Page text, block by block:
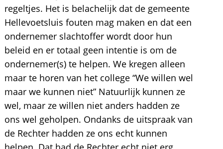
regeltjes. Het is belachelijk dat de gemeente
Hellevoetsluis fouten mag maken en dat een
ondernemer slachtoffer wordt door hun
beleid en er totaal geen intentie is om de
ondernemer(s) te helpen. We kregen alleen
maar te horen van het college “We willen wel
maar we kunnen niet” Natuurlijk kunnen ze
wel, maar ze willen niet anders hadden ze
ons wel geholpen. Ondanks de uitspraak van
de Rechter hadden ze ons echt kunnen